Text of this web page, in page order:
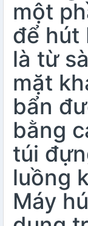
một
để hút
là từ
mặt
bẩn
bằng
túi
luồng
Máy